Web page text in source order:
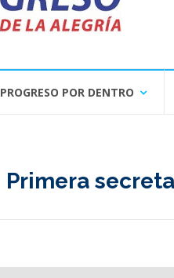
PROGRESO POR DENTRO
Primera